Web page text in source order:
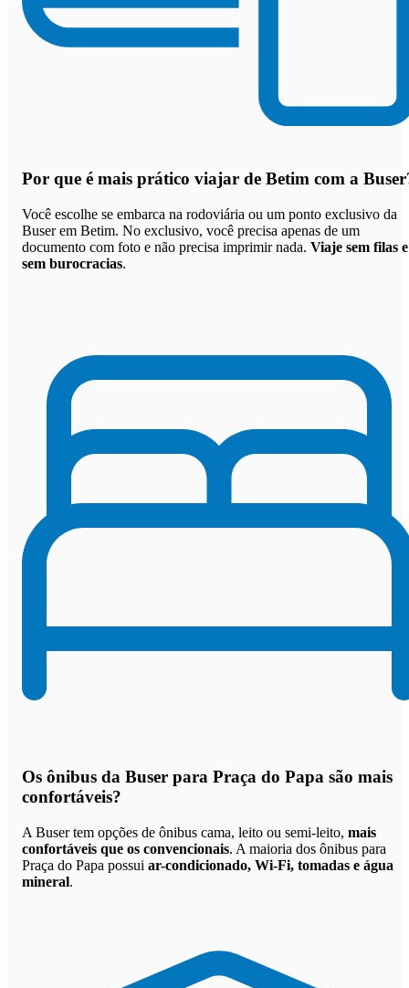
Por que é mais prático viajar de Betim com a Buser
Você escolhe se embarca na rodoviária ou um ponto exclusivo da
Buser em Betim. No exclusivo, você precisa apenas de um
documento com foto e não precisa imprimir nada. Viaje sem filas e
sem burocracias.
Os ônibus da Buser para Praça do Papa são mais
confortáveis?
A Buser tem opções de ônibus cama, leito ou semi-leito, mais
confortáveis que os convencionais. A maioria dos ônibus para
Praça do Papa possui ar-condicionado, Wi-Fi, tomadas e água
mineral.